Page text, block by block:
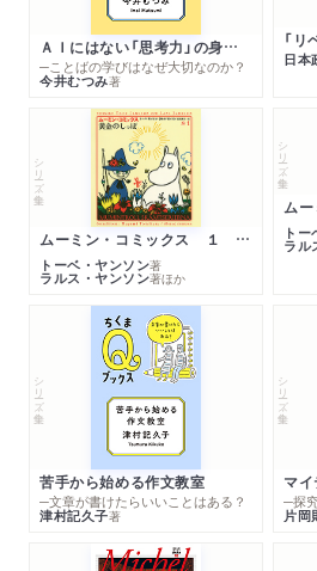
ＡＩにはない「思考力」の身につけ方
─ことばの学びはなぜ大切なのか？
今井むつみ著
日本
シリーズ・全集
ムーミン・コミックス １ 黄金のしっぽ
トーベ・ヤンソン著
ラルス・ヤンソン著ほか
シリーズ・全集
ト
ラル
シリーズ・全集
苦手から始める作文教室
─文章が書けたらいいことはある？
津村記久子著
シリーズ・全集
マ
─探
片岡